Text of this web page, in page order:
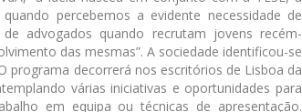
percebemos a evidente necessidade de
advogados quando recrutam jovens recém-
das mesmas”. A sociedade identificou-se
programa decorrerá nos escritórios de Lisboa da
várias iniciativas e oportunidades para
em equipa ou técnicas de apresentação.